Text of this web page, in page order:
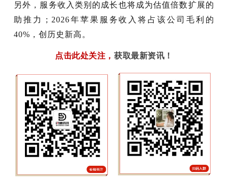
另外，服务收入类别的成长也将成为估值倍数扩展的
助推力；2026年苹果服务收入将占该公司毛利的
40%，创历史新高。
点击此处关注 ， 获取最新资讯！